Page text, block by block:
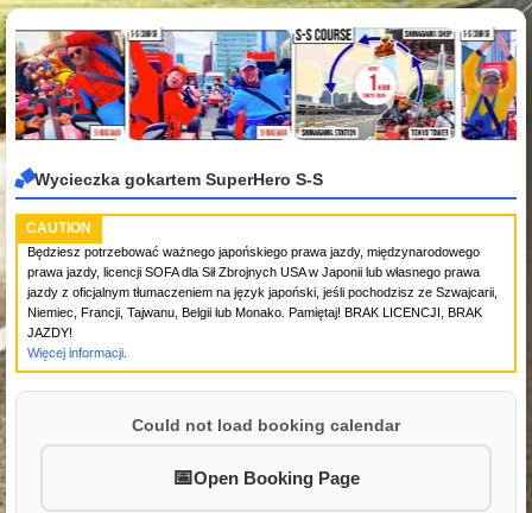
Wycieczka gokartem SuperHero S-S
CAUTION
Będziesz potrzebować ważnego japońskiego prawa jazdy, międzynarodowego
prawa jazdy, licencji SOFA dla Sił Zbrojnych USA w Japonii lub własnego prawa
jazdy z oficjalnym tłumaczeniem na język japoński, jeśli pochodzisz ze Szwajcarii,
Niemiec, Francji, Tajwanu, Belgii lub Monako. Pamiętaj! BRAK LICENCJI, BRAK
JAZDY!
Więcej informacji.
Could not load booking calendar
Open Booking Page